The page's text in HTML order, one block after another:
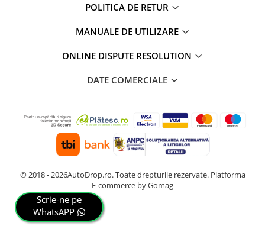
POLITICA DE RETUR
MANUALE DE UTILIZARE
ONLINE DISPUTE RESOLUTION
DATE COMERCIALE
© 2018 - 2026AutoDrop.ro. Toate drepturile rezervate. Platforma
E-commerce by Gomag
Scrie-ne pe
WhatsAPP